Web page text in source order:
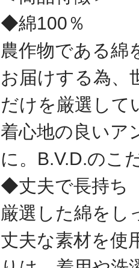
◆綿100％
農作物である綿
お届けする為、
だけを厳選して
着心地の良いア
に。B.V.D.のこ
◆丈夫で長持ち
厳選した綿をし
丈夫な素材を使